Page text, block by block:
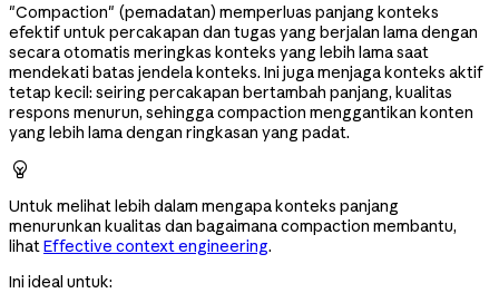
"Compaction" (pemadatan) memperluas panjang konteks
efektif untuk percakapan dan tugas yang berjalan lama dengan
secara otomatis meringkas konteks yang lebih lama saat
mendekati batas jendela konteks. Ini juga menjaga konteks aktif
tetap kecil: seiring percakapan bertambah panjang, kualitas
respons menurun, sehingga compaction menggantikan konten
yang lebih lama dengan ringkasan yang padat.

Untuk melihat lebih dalam mengapa konteks panjang
menurunkan kualitas dan bagaimana compaction membantu,
lihatEffective context engineering.
Ini ideal untuk: